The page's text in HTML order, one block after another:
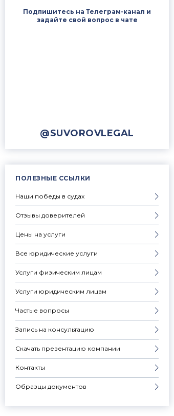
Подпишитесь на Телеграм-канал и
задайте свой вопрос в чате
@SUVOROVLEGAL
ПОЛЕЗНЫЕ ССЫЛКИ
Наши победы в судах
Отзывы доверителей
Цены на услуги
Все юридические услуги
Услуги физическим лицам
Услуги юридическим лицам
Частые вопросы
Запись на консультацию
Скачать презентацию компании
Контакты
Образцы документов